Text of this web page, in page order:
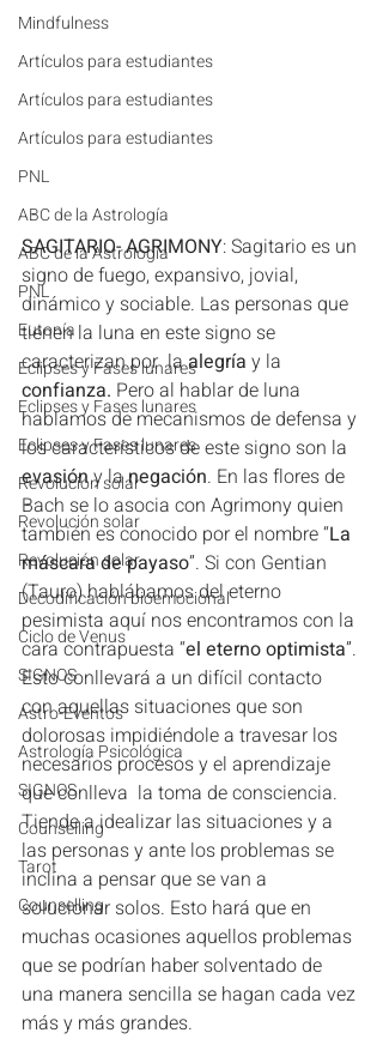
Mindfulness
Artículos para estudiantes
Artículos para estudiantes
Artículos para estudiantes
PNL
ABC de la Astrología
ABC de la Astrología
PNL
Eutonía
Eclipses y Fases lunares
Eclipses y Fases lunares
Eclipses y Fases lunares
Revolución solar
Revolución solar
Revolución solar
Decodificación bioemocional
Ciclo de Venus
SIGNOS
Astro-Eventos
Astrología Psicológica
SIGNOS
Counselling
Tarot
Counselling
SAGITARIO- AGRIMONY: Sagitario es un
signo de fuego, expansivo, jovial,
dinámico y sociable. Las personas que
tienen la luna en este signo se
caracterizan por  la alegría y la
confianza. Pero al hablar de luna
hablamos de mecanismos de defensa y
los característicos de este signo son la
evasión y la negación. En las flores de
Bach se lo asocia con Agrimony quien
también es conocido por el nombre “La
máscara de payaso”. Si con Gentian
(Tauro) hablábamos del eterno
pesimista aquí nos encontramos con la
cara contrapuesta “el eterno optimista”.
Esto conllevará a un difícil contacto
con aquellas situaciones que son
dolorosas impidiéndole a travesar los
necesarios procesos y el aprendizaje
que conlleva  la toma de consciencia.
Tiende a idealizar las situaciones y a
las personas y ante los problemas se
inclina a pensar que se van a
solucionar solos. Esto hará que en
muchas ocasiones aquellos problemas
que se podrían haber solventado de
una manera sencilla se hagan cada vez
más y más grandes.